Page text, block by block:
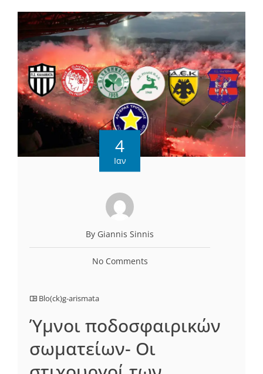
4
Ιαν
By Giannis Sinnis
No Comments
Blo(ck)g-arismata
Ύμνοι ποδοσφαιρικών
σωματείων- Οι